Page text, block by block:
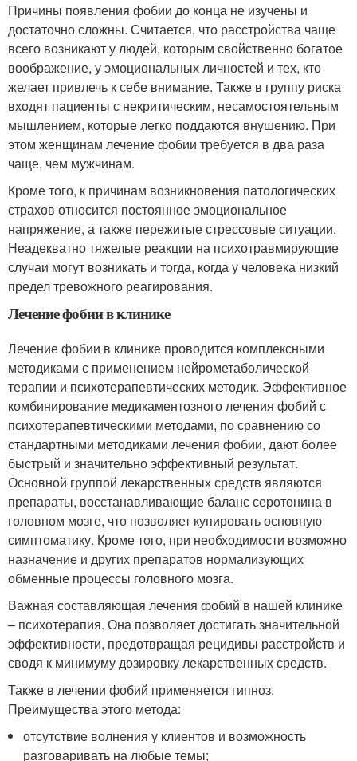
Причины появления фобии до конца не изучены и
достаточно сложны. Считается, что расстройства чаще
всего возникают у людей, которым свойственно богатое
воображение, у эмоциональных личностей и тех, кто
желает привлечь к себе внимание. Также в группу риска
входят пациенты с некритическим, несамостоятельным
мышлением, которые легко поддаются внушению. При
этом женщинам лечение фобии требуется в два раза
чаще, чем мужчинам.
Кроме того, к причинам возникновения патологических
страхов относится постоянное эмоциональное
напряжение, а также пережитые стрессовые ситуации.
Неадекватно тяжелые реакции на психотравмирующие
случаи могут возникать и тогда, когда у человека низкий
предел тревожного реагирования.
Лечение фобии в клинике
Лечение фобии в клинике проводится комплексными
методиками с применением нейрометаболической
терапии и психотерапевтических методик. Эффективное
комбинирование медикаментозного лечения фобий с
психотерапевтическими методами, по сравнению со
стандартными методиками лечения фобии, дают более
быстрый и значительно эффективный результат.
Основной группой лекарственных средств являются
препараты, восстанавливающие баланс серотонина в
головном мозге, что позволяет купировать основную
симптоматику. Кроме того, при необходимости возможно
назначение и других препаратов нормализующих
обменные процессы головного мозга.
Важная составляющая лечения фобий в нашей клинике
– психотерапия. Она позволяет достигать значительной
эффективности, предотвращая рецидивы расстройств и
сводя к минимуму дозировку лекарственных средств.
Также в лечении фобий применяется гипноз.
Преимущества этого метода:
отсутствие волнения у клиентов и возможность
разговаривать на любые темы;